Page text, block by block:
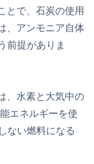
とで、石炭の使用
、アンモニア自体
前提がありま
、水素と大気中の
エネルギーを使
ない燃料になる